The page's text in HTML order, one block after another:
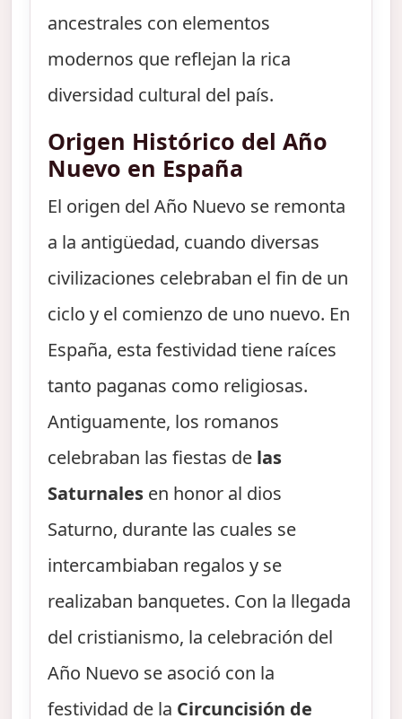
ancestrales con elementos
modernos que reflejan la rica
diversidad cultural del país.
Origen Histórico del Año
Nuevo en España
El origen del Año Nuevo se remonta
a la antigüedad, cuando diversas
civilizaciones celebraban el fin de un
ciclo y el comienzo de uno nuevo. En
España, esta festividad tiene raíces
tanto paganas como religiosas.
Antiguamente, los romanos
celebraban las fiestas de las
Saturnales en honor al dios
Saturno, durante las cuales se
intercambiaban regalos y se
realizaban banquetes. Con la llegada
del cristianismo, la celebración del
Año Nuevo se asoció con la
festividad de la Circuncisión de